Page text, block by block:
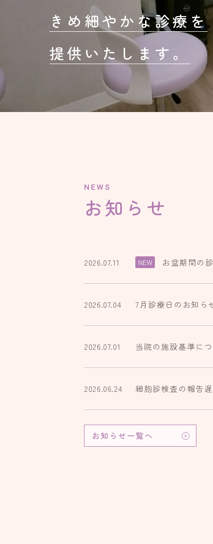
きめ細やかな診療を
提供いたします。
NEWS
お知らせ
2026.07.11 NEW お盆期間の
2026.07.04 7月診療日のお知ら
2026.07.01 当院の施設基準に
2026.06.24 細胞診検査の報告
お知らせ一覧へ